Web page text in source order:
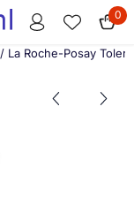
0
/ La Roche-Posay